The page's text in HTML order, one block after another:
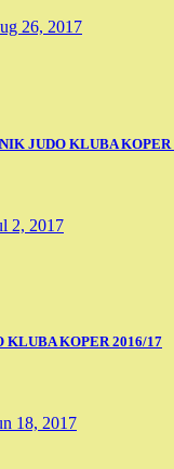
26, 2017
JUDO KLUBA KOPER
2, 2017
KOPER 2016/17
18, 2017